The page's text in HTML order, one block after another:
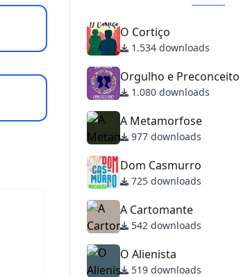
O Cortiço
1.534 downloads
Orgulho e Preconceito
1.080 downloads
A Metamorfose
977 downloads
Dom Casmurro
725 downloads
A Cartomante
542 downloads
O Alienista
519 downloads